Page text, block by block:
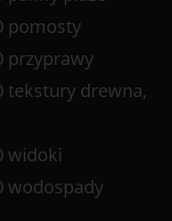
pomosty
przyprawy
tekstury drewna,
widoki
wodospady